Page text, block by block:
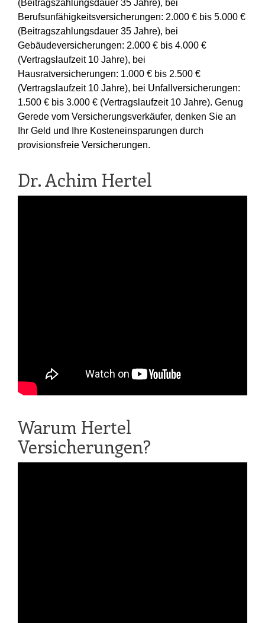
(Beitragszahlungsdauer 35 Jahre), bei
Berufsunfähigkeitsversicherungen: 2.000 € bis 5.000 €
(Beitragszahlungsdauer 35 Jahre), bei
Gebäudeversicherungen: 2.000 € bis 4.000 €
(Vertragslaufzeit 10 Jahre), bei
Hausratversicherungen: 1.000 € bis 2.500 €
(Vertragslaufzeit 10 Jahre), bei Unfallversicherungen:
1.500 € bis 3.000 € (Vertragslaufzeit 10 Jahre). Genug
Gerede vom Versicherungsverkäufer, denken Sie an
Ihr Geld und Ihre Kosteneinsparungen durch
provisionsfreie Versicherungen.
Dr. Achim Hertel
Warum Hertel
Versicherungen?